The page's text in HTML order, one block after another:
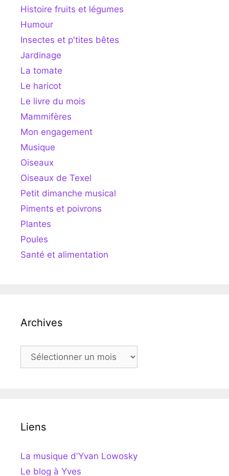
Histoire fruits et légumes
Humour
Insectes et p'tites bêtes
Jardinage
La tomate
Le haricot
Le livre du mois
Mammifères
Mon engagement
Musique
Oiseaux
Oiseaux de Texel
Petit dimanche musical
Piments et poivrons
Plantes
Poules
Santé et alimentation
Archives
Archives
Liens
La musique d'Yvan Lowosky
Le blog à Yves